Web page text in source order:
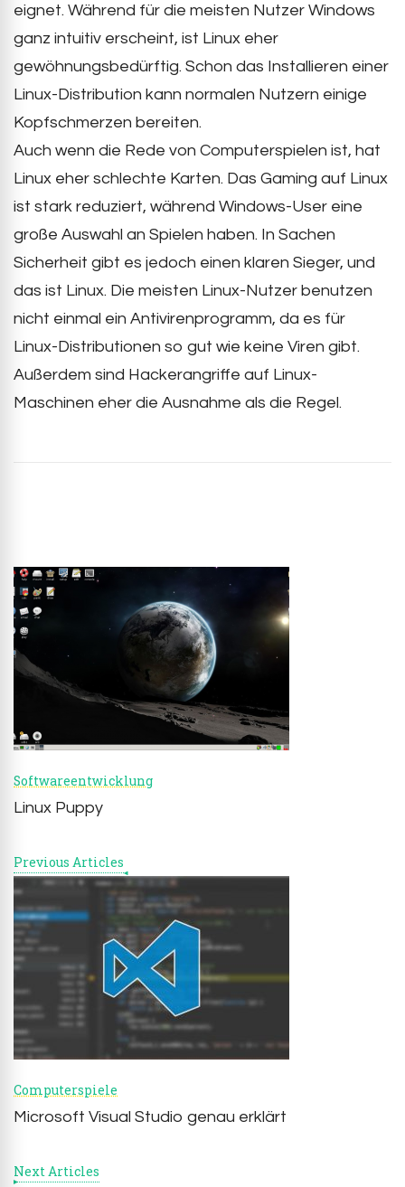
eignet. Während für die meisten Nutzer Windows
ganz intuitiv erscheint, ist Linux eher
gewöhnungsbedürftig. Schon das Installieren einer
Linux-Distribution kann normalen Nutzern einige
Kopfschmerzen bereiten.
Auch wenn die Rede von Computerspielen ist, hat
Linux eher schlechte Karten. Das Gaming auf Linux
ist stark reduziert, während Windows-User eine
große Auswahl an Spielen haben. In Sachen
Sicherheit gibt es jedoch einen klaren Sieger, und
das ist Linux. Die meisten Linux-Nutzer benutzen
nicht einmal ein Antivirenprogramm, da es für
Linux-Distributionen so gut wie keine Viren gibt.
Außerdem sind Hackerangriffe auf Linux-
Maschinen eher die Ausnahme als die Regel.
Post
Navigation
Softwareentwicklung
Linux Puppy
Previous Articles
Computerspiele
Microsoft Visual Studio genau erklärt
Next Articles